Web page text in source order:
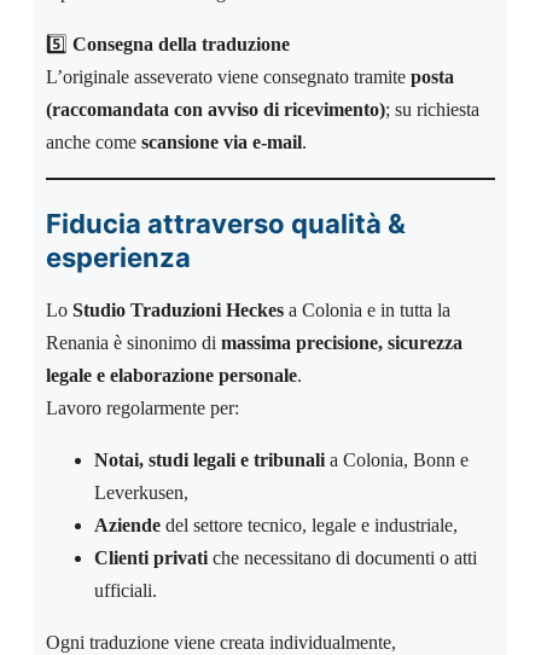
5️⃣ Consegna della traduzione
L’originale asseverato viene consegnato tramite posta
(raccomandata con avviso di ricevimento); su richiesta
anche come scansione via e-mail.
Fiducia attraverso qualità &
esperienza
Lo Studio Traduzioni Heckes a Colonia e in tutta la
Renania è sinonimo di massima precisione, sicurezza
legale e elaborazione personale.
Lavoro regolarmente per:
Notai, studi legali e tribunali a Colonia, Bonn e
Leverkusen,
Aziende del settore tecnico, legale e industriale,
Clienti privati che necessitano di documenti o atti
ufficiali.
Ogni traduzione viene creata individualmente,